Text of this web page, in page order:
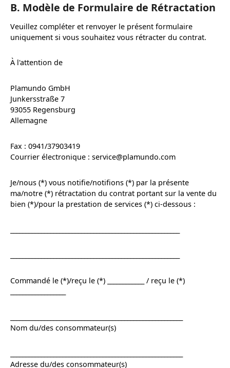
B. Modèle de Formulaire de Rétractation
Veuillez compléter et renvoyer le présent formulaire
uniquement si vous souhaitez vous rétracter du contrat.
À l'attention de
Plamundo GmbH
Junkersstraße 7
93055 Regensburg
Allemagne
Fax : 0941/37903419
Courrier électronique : service@plamundo.com
Je/nous (*) vous notifie/notifions (*) par la présente
ma/notre (*) rétractation du contrat portant sur la vente du
bien (*)/pour la prestation de services (*) ci-dessous :
Commandé le (*)/reçu le (*) ____________ / reçu le (*)
Nom du/des consommateur(s)
Adresse du/des consommateur(s)